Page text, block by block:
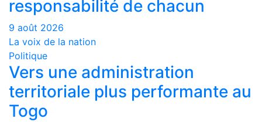
responsabilité de chacun
9 août 2026
La voix de la nation
Politique
Vers une administration
territoriale plus performante au
Togo